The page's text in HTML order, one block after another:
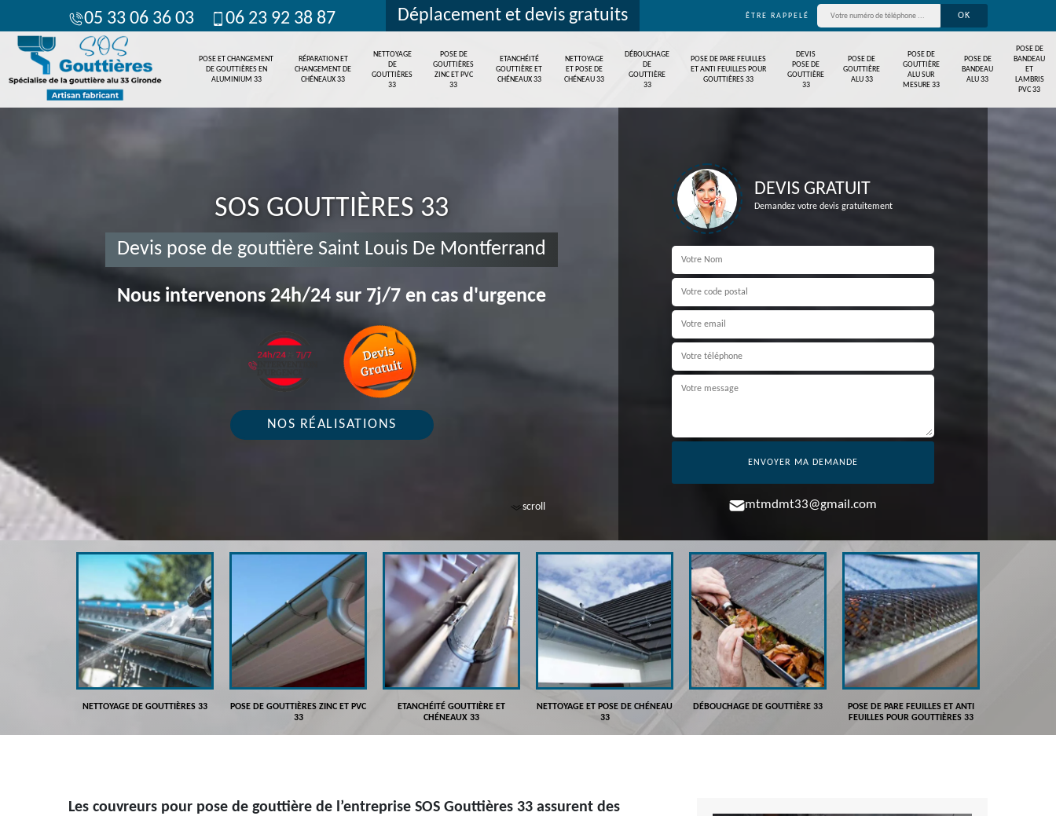
05 33 06 36 03 06 23 92 38 87 Déplacement et devis gratuits ÊTRE RAPPELÉ
POSE ET CHANGEMENT
DE GOUTTIÈRES EN
ALUMINIUM 33
RÉPARATION ET
CHANGEMENT DE
CHÉNEAUX 33
NETTOYAGE
DE
GOUTTIÈRES
33
POSE DE
GOUTTIÈRES
ZINC ET PVC
33
ETANCHÉITÉ
GOUTTIÈRE ET
CHÉNEAUX 33
NETTOYAGE
ET POSE DE
CHÉNEAU 33
DÉBOUCHAGE
DE
GOUTTIÈRE
33
POSE DE PARE FEUILLES
ET ANTI FEUILLES POUR
GOUTTIÈRES 33
DEVIS
POSE DE
GOUTTIÈRE
33
POSE DE
GOUTTIÈRE
ALU 33
POSE DE
GOUTTIÈRE
ALU SUR
MESURE 33
POSE DE
BANDEAU
ALU 33
POSE DE
BANDEAU
ET
LAMBRIS
PVC 33
scroll
SOS GOUTTIÈRES 33
Devis pose de gouttière Saint Louis De Montferrand
Nous intervenons 24h/24 sur 7j/7 en cas d'urgence
NOS RÉALISATIONS
DEVIS GRATUIT
Demandez votre devis gratuitement
mtmdmt33@gmail.com
NETTOYAGE DE GOUTTIÈRES 33
POSE DE GOUTTIÈRES ZINC ET PVC
33
ETANCHÉITÉ GOUTTIÈRE ET
CHÉNEAUX 33
NETTOYAGE ET POSE DE CHÉNEAU
33
DÉBOUCHAGE DE GOUTTIÈRE 33
POSE DE PARE FEUILLES ET ANTI
FEUILLES POUR GOUTTIÈRES 33
Les couvreurs pour pose de gouttière de l’entreprise SOS Gouttières 33 assurent des